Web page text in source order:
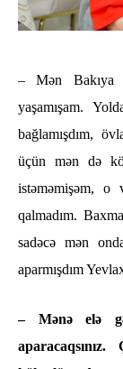
– Mən Bakıya
yaşamışam.
bağlamışdım,
üçün mən də
istəməmişəm, o
qalmadım.
sadəcə mən
aparmışdım
– Mənə elə